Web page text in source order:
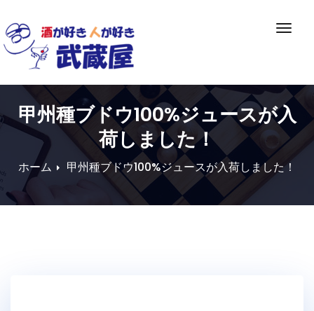
to
content
ナ
ー
シ
ョ
ン
切
り
甲州種ブドウ100%ジュースが入
荷しました！
ホーム 甲州種ブドウ100%ジュースが入荷しました！